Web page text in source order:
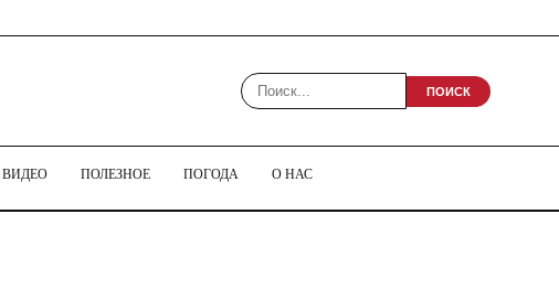
ПОИСК
ВИДЕО ПОЛЕЗНОЕ ПОГОДА О НАС